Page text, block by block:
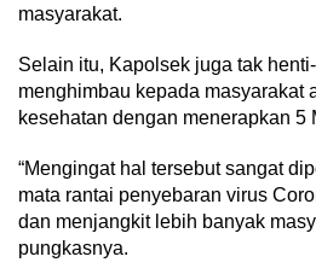
masyarakat.
Selain itu, Kapolsek juga tak
menghimbau kepada masyarakat
kesehatan dengan menerapkan 5
“Mengingat hal tersebut sangat
mata rantai penyebaran virus
dan menjangkit lebih banyak
pungkasnya.